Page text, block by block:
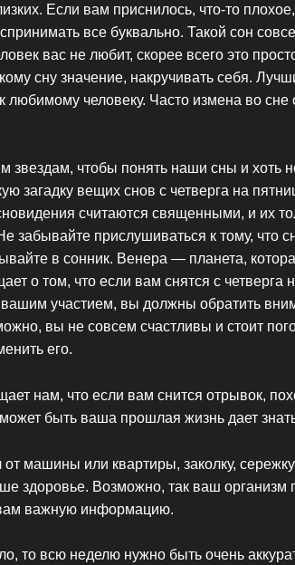
Если вам приснилось, что-то
все буквально. Такой сон
вас не любит, скорее всего это
сну значение, накручивать себя.
любимому человеку. Часто измена во сне
звездам, чтобы понять наши сны и хоть
загадку вещих снов с четверга на
считаются священными, и их
забывайте прислушиваться к тому, что
в сонник. Венера — планета,
о том, что если вам снятся с четверга
вашим участием, вы должны обратить
вы не совсем счастливы и стоит
его.
нам, что если вам снится отрывок,
быть ваша прошлая жизнь дает
машины или квартиры, заколку,
здоровье. Возможно, так ваш организм
вам важную информацию.
то всю неделю нужно быть очень